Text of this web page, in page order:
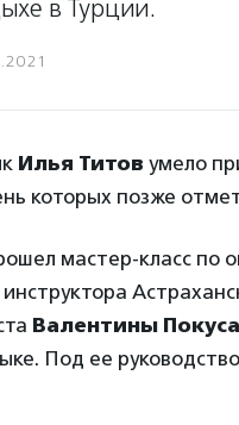
в Турции.
Илья Титов умело
которых позже
мастер-класс по
Валентины
Под ее